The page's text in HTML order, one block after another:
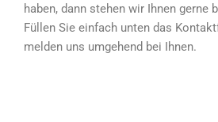
haben, dann stehen wir Ihnen gerne
Füllen Sie einfach unten das
melden uns umgehend bei Ihnen.